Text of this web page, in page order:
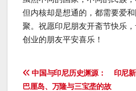
但内核却是想通的，都需要爱
聚。祝愿印尼朋友开斋节快乐
创业的朋友平安喜乐！
文
印尼
中国与印尼历史渊源：
巴厘岛、万隆与三宝垄的故